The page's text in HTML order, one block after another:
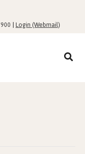
|Login (Webmail)